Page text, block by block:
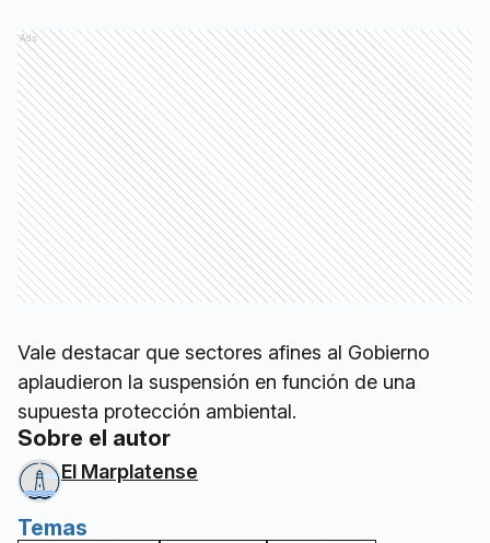
Ads
Vale destacar que sectores afines al Gobierno
aplaudieron la suspensión en función de una
supuesta protección ambiental.
Sobre el autor
El Marplatense
Temas